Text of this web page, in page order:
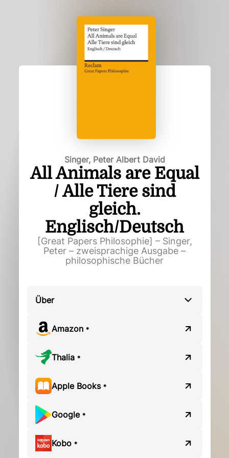
Singer, Peter Albert David
All Animals are Equal
/ Alle Tiere sind
gleich.
Englisch/Deutsch
[Great Papers Philosophie] – Singer,
Peter – zweisprachige Ausgabe –
philosophische Bücher
Über
Amazon *
Thalia *
Apple Books *
Google *
Kobo *